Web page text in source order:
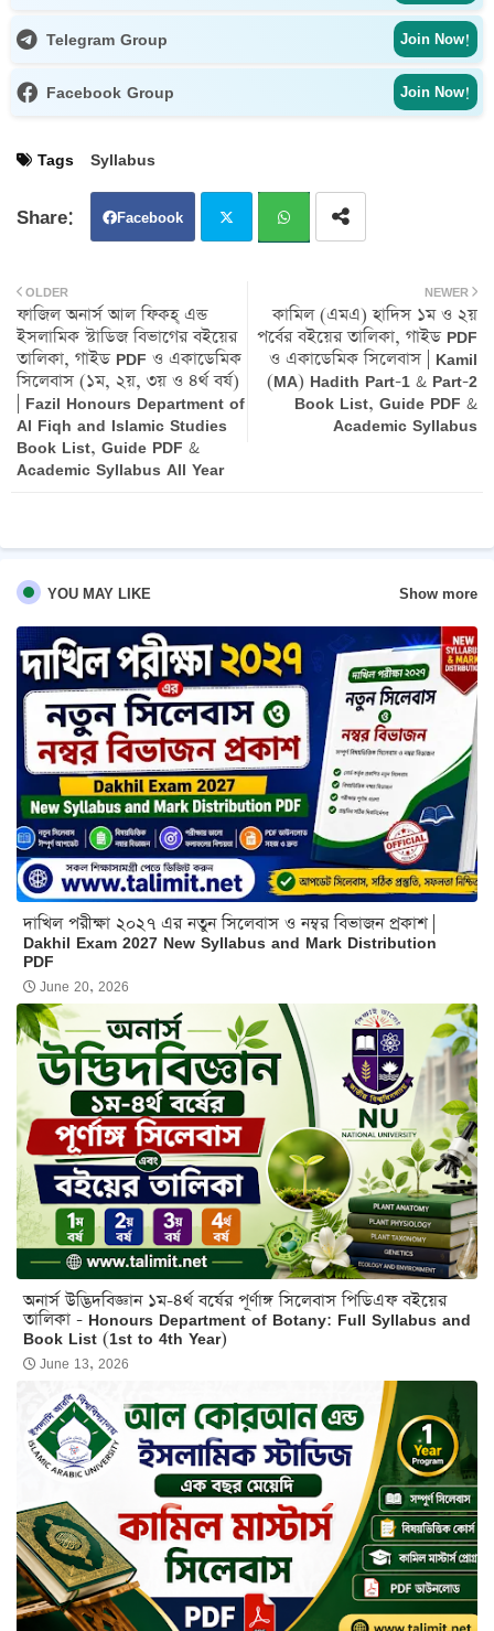
Telegram Group Join Now!
Facebook Group Join Now!
Tags Syllabus
Facebook
atsa
pp
NEWER
কামিল (এমএ) হাদিস ১ম ও ২য়
পর্বের বইয়ের তালিকা, গাইড PDF
ও একাডেমিক সিলেবাস | Kamil
(MA) Hadith Part-1 & Part-2
Book List, Guide PDF &
Academic Syllabus
OLDER
ফাজিল অনার্স আল ফিকহ্‌ এন্ড
ইসলামিক স্টাডিজ বিভাগের বইয়ের
তালিকা, গাইড PDF ও একাডেমিক
সিলেবাস (১ম, ২য়, ৩য় ও ৪র্থ বর্ষ)
| Fazil Honours Department of
Al Fiqh and Islamic Studies
Book List, Guide PDF &
Academic Syllabus All Year
YOU MAY LIKE Show more
দাখিল পরীক্ষা ২০২৭ এর নতুন সিলেবাস ও নম্বর বিভাজন প্রকাশ |
Dakhil Exam 2027 New Syllabus and Mark Distribution
PDF
June 20, 2026
অনার্স উদ্ভিদবিজ্ঞান ১ম-৪র্থ বর্ষের পূর্ণাঙ্গ সিলেবাস পিডিএফ বইয়ের
তালিকা - Honours Department of Botany: Full Syllabus and
Book List (1st to 4th Year)
June 13, 2026